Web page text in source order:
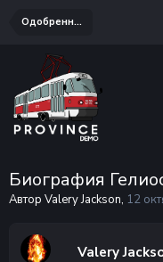
Одобренные
Биография
Автор Valery Jackson, 12
Valery